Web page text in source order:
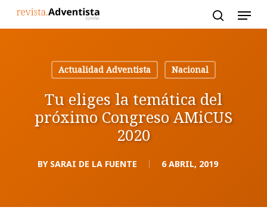
Actualidad Adventista
Nacional
Tu eliges la temática del
próximo Congreso AMiCUS
2020
BY SARAI DE LA FUENTE 6 ABRIL, 2019